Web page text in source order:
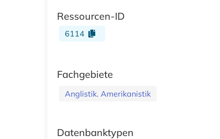
Ressourcen-ID
6114
Fachgebiete
Anglistik. Amerikanistik
Datenbanktypen